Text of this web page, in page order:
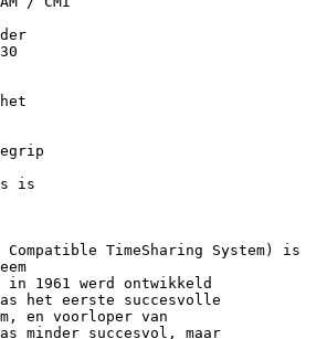
is
Compatible TimeSharing System) is
in 1961 werd ontwikkeld
het eerste succesvolle
en voorloper van
minder succesvol, maar